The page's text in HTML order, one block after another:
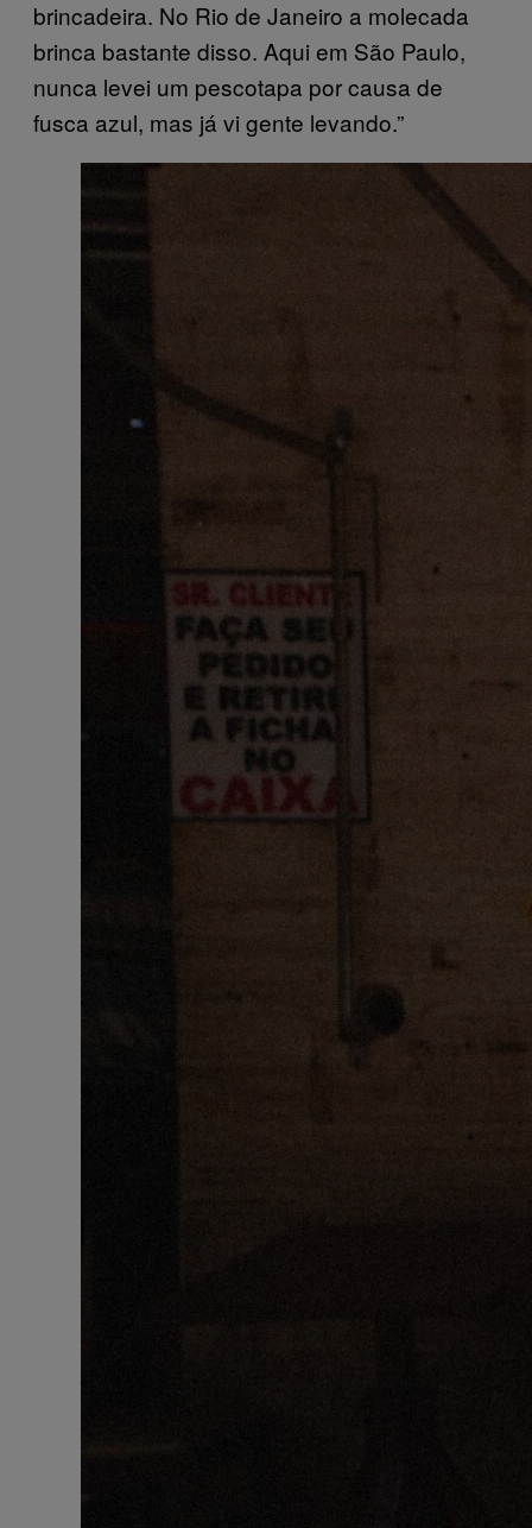
brincadeira. No Rio de Janeiro a molecada
brinca bastante disso. Aqui em São Paulo,
nunca levei um pescotapa por causa de
fusca azul, mas já vi gente levando.”